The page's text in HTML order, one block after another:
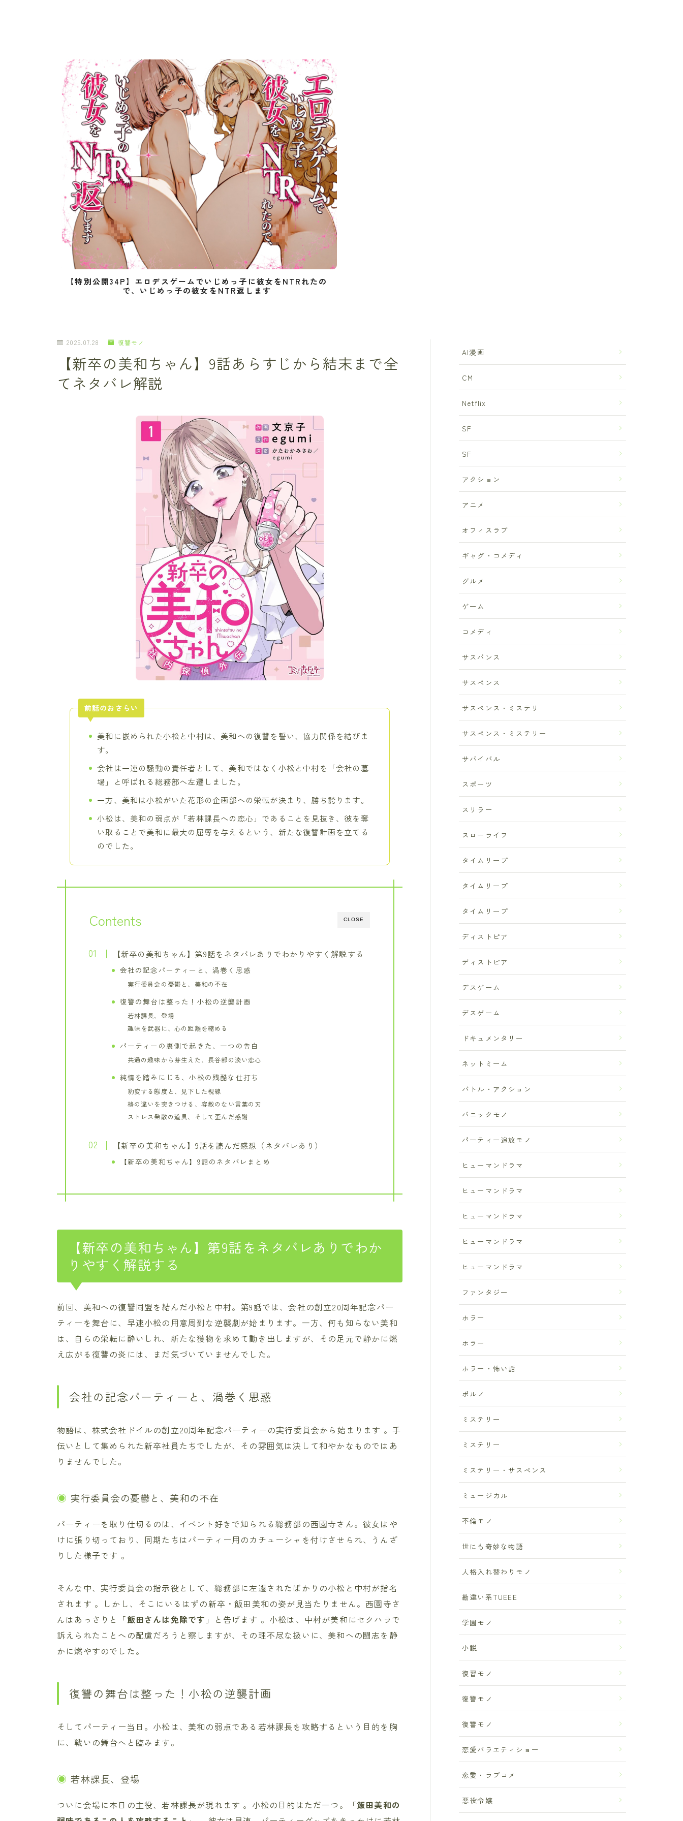
【特別公開34P】エロデスゲームでいじめっ子に彼女をNTRれたの
で、いじめっ子の彼女をNTR返します
2025.07.28 復讐モノ
【新卒の美和ちゃん】9話あらすじから結末まで全
てネタバレ解説
前話のおさらい
美和に嵌められた小松と中村は、美和への復讐を誓い、協力関係を結びま
す。
会社は一連の騒動の責任者として、美和ではなく小松と中村を「会社の墓
場」と呼ばれる総務部へ左遷しました。
一方、美和は小松がいた花形の企画部への栄転が決まり、勝ち誇ります。
小松は、美和の弱点が「若林課長への恋心」であることを見抜き、彼を奪
い取ることで美和に最大の屈辱を与えるという、新たな復讐計画を立てる
のでした。
CLOSE
Contents
【新卒の美和ちゃん】第9話をネタバレありでわかりやすく解説する
会社の記念パーティーと、渦巻く思惑
実行委員会の憂鬱と、美和の不在
復讐の舞台は整った！小松の逆襲計画
若林課長、登場
趣味を武器に、心の距離を縮める
パーティーの裏側で起きた、一つの告白
共通の趣味から芽生えた、長谷部の淡い恋心
純情を踏みにじる、小松の残酷な仕打ち
豹変する態度と、見下した視線
格の違いを突きつける、容赦のない言葉の刃
ストレス発散の道具、そして歪んだ感謝
【新卒の美和ちゃん】9話を読んだ感想（ネタバレあり）
【新卒の美和ちゃん】9話のネタバレまとめ
【新卒の美和ちゃん】第9話をネタバレありでわか
りやすく解説する
前回、美和への復讐同盟を結んだ小松と中村。第9話では、会社の創立20周年記念パー
ティーを舞台に、早速小松の用意周到な逆襲劇が始まります。一方、何も知らない美和
は、自らの栄転に酔いしれ、新たな獲物を求めて動き出しますが、その足元で静かに燃
え広がる復讐の炎には、まだ気づいていませんでした。
会社の記念パーティーと、渦巻く思惑
物語は、株式会社ドイルの創立20周年記念パーティーの実行委員会から始まります 。手
伝いとして集められた新卒社員たちでしたが、その雰囲気は決して和やかなものではあ
りませんでした。
実行委員会の憂鬱と、美和の不在
パーティーを取り仕切るのは、イベント好きで知られる総務部の西園寺さん。彼女はや
けに張り切っており、同期たちはパーティー用のカチューシャを付けさせられ、うんざ
りした様子です 。
そんな中、実行委員会の指示役として、総務部に左遷されたばかりの小松と中村が指名
されます 。しかし、そこにいるはずの新卒・飯田美和の姿が見当たりません。西園寺さ
んはあっさりと「飯田さんは免除です 」と告げます 。小松は、中村が美和にセクハラで
訴えられたことへの配慮だろうと察しますが、その理不尽な扱いに、美和への闘志を静
かに燃やすのでした。
復讐の舞台は整った！小松の逆襲計画
そしてパーティー当日。小松は、美和の弱点である若林課長を攻略するという目的を胸
に、戦いの舞台へと臨みます。
若林課長、登場
ついに会場に本日の主役、若林課長が現れます 。小松の目的はただ一つ。「飯田美和の
AI漫画
CM
Netflix
SF
SF
アクション
アニメ
オフィスラブ
ギャグ・コメディ
グルメ
ゲーム
コメディ
サスパンス
サスペンス
サスペンス・ミステリ
サスペンス・ミステリー
サバイバル
スポーツ
スリラー
スローライフ
タイムリープ
タイムリープ
タイムリープ
ディストピア
ディストピア
デスゲーム
デスゲーム
ドキュメンタリー
ネットミーム
バトル・アクション
パニックモノ
パーティー追放モノ
ヒューマンドラマ
ヒューマンドラマ
ヒューマンドラマ
ヒューマンドラマ
ヒューマンドラマ
ファンタジー
ホラー
ホラー
ホラー・怖い話
ポルノ
ミステリー
ミステリー
ミステリー・サスペンス
ミュージカル
不倫モノ
世にも奇妙な物語
人格入れ替わりモノ
勘違い系TUEEE
学園モノ
小説
復習モノ
復讐モノ
復讐モノ
恋愛バラエティショー
恋愛・ラブコメ
悪役令嬢